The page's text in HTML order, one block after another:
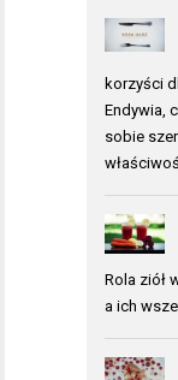
korzyści
Endywia,
sobie
Rola ziół
a ich